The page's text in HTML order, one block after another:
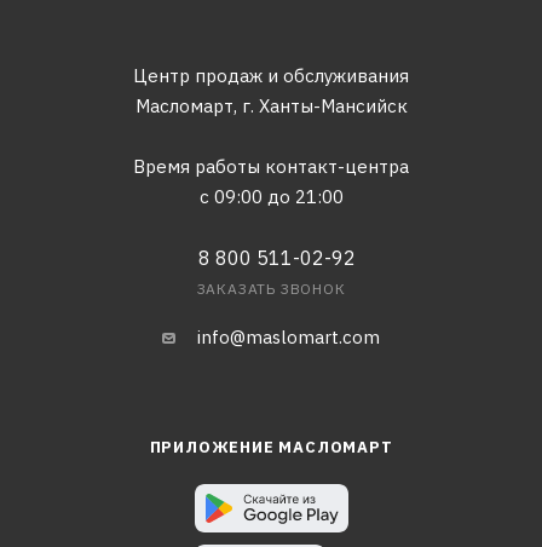
Центр продаж и обслуживания
Масломарт, г. Ханты-Мансийск
Время работы контакт-центра
с 09:00 до 21:00
8 800 511-02-92
ЗАКАЗАТЬ ЗВОНОК
info@maslomart.com
ПРИЛОЖЕНИЕ МАСЛОМАРТ